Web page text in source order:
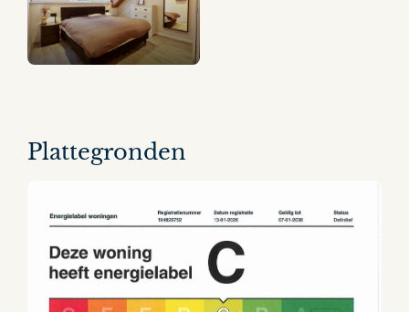
Plattegronden